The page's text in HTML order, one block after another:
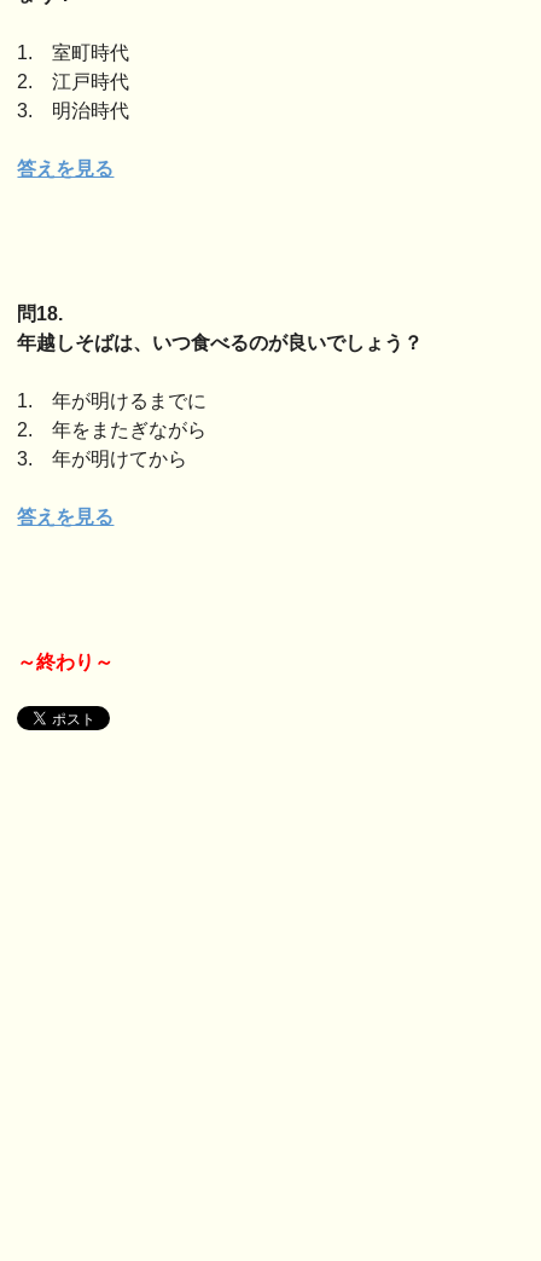
1. 室町時代
2. 江戸時代
3. 明治時代
答えを見る
問18.
年越しそばは、いつ食べるのが良いでしょう？
1. 年が明けるまでに
2. 年をまたぎながら
3. 年が明けてから
答えを見る
～終わり～